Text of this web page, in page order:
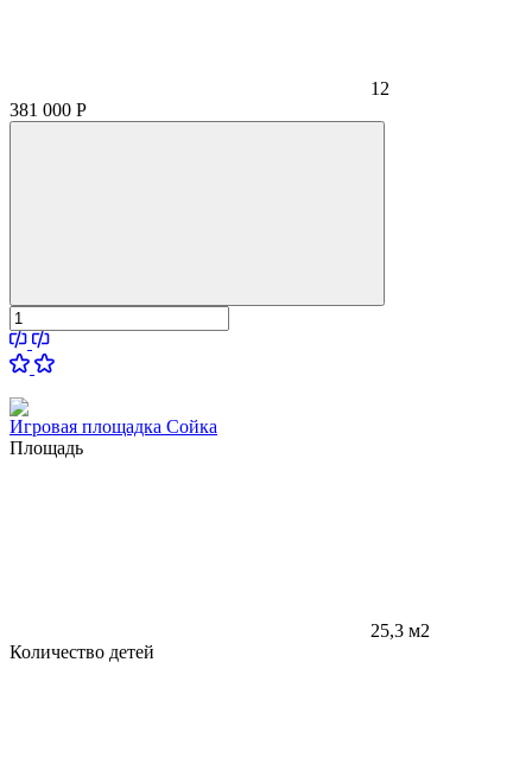
12
381 000 Р
Игровая площадка Сойка
Площадь
25,3 м2
Количество детей